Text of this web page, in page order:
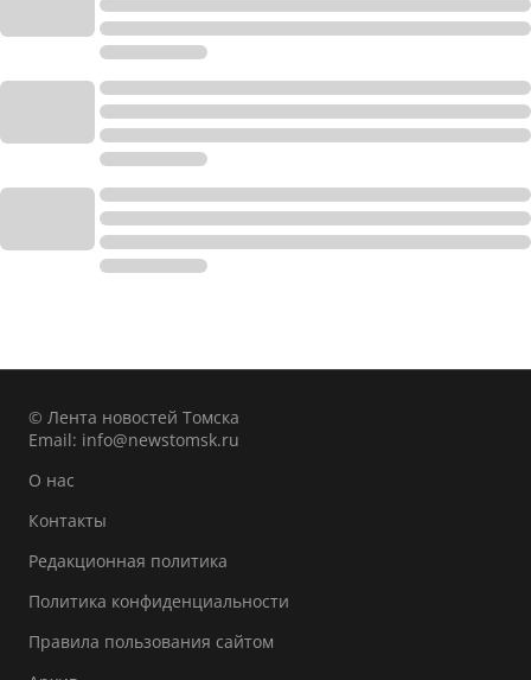
© Лента новостей Томска
Email: info@newstomsk.ru
О нас
Контакты
Редакционная политика
Политика конфиденциальности
Правила пользования сайтом